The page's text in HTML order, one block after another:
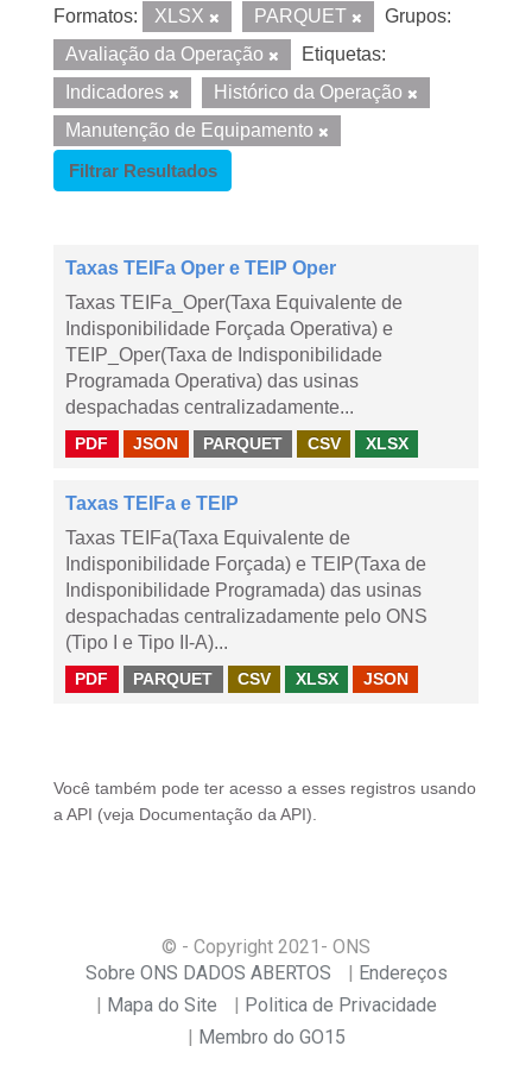
Formatos: XLSX PARQUET
Grupos:
Avaliação da Operação
Etiquetas:
Indicadores
Histórico da Operação
Manutenção de Equipamento
Filtrar Resultados
Taxas TEIFa Oper e TEIP Oper
Taxas TEIFa_Oper(Taxa Equivalente de
Indisponibilidade Forçada Operativa) e
TEIP_Oper(Taxa de Indisponibilidade
Programada Operativa) das usinas
despachadas centralizadamente...
PDF JSON PARQUET CSV XLSX
Taxas TEIFa e TEIP
Taxas TEIFa(Taxa Equivalente de
Indisponibilidade Forçada) e TEIP(Taxa de
Indisponibilidade Programada) das usinas
despachadas centralizadamente pelo ONS
(Tipo I e Tipo II-A)...
PDF PARQUET CSV XLSX JSON
Você também pode ter acesso a esses registros usando
a API (veja Documentação da API ).
© - Copyright 2021 - ONS
Sobre ONS DADOS ABERTOS
Endereços
Mapa do Site
Politica de Privacidade
Membro do GO15